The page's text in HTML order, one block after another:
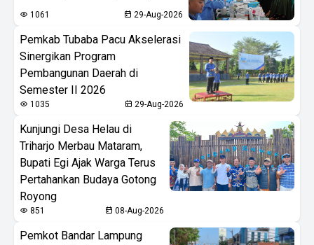
1061 29-Aug-2026
Pemkab Tubaba Pacu Akselerasi
Sinergikan Program
Pembangunan Daerah di
Semester II 2026
1035 29-Aug-2026
Kunjungi Desa Helau di
Triharjo Merbau Mataram,
Bupati Egi Ajak Warga Terus
Pertahankan Budaya Gotong
Royong
851 08-Aug-2026
Pemkot Bandar Lampung